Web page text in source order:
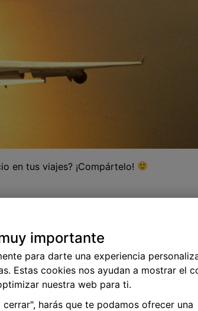
en tus viajes? ¡Compártelo!
importante
para darte una experiencia
Estas cookies nos ayudan a mostrar el
nuestra web para ti.
harás que te podamos ofrecer una